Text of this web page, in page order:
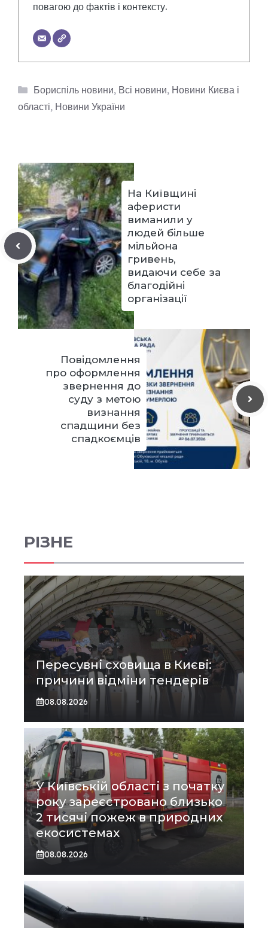
повагою до фактів і контексту.
Категорії
Бориспіль новини, Всі новини, Новини Києва і
області, Новини України
На Київщині
аферисти
виманили у
людей більше
мільйона
гривень,
видаючи себе за
благодійні
організації
Повідомлення
про оформлення
звернення до
суду з метою
визнання
спадщини без
спадкоємців
РІЗНЕ
Пересувні сховища в Києві:
причини відміни тендерів
08.08.2026
У Київській області з початку
року зареєстровано близько
2 тисячі пожеж в природних
екосистемах
08.08.2026